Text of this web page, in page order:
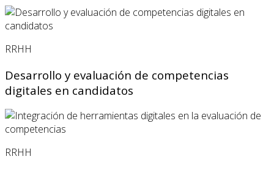
RRHH
Desarrollo y evaluación de competencias
digitales en candidatos
RRHH